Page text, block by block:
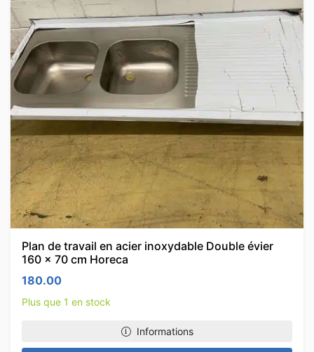
Plan de travail en acier inoxydable Double évier
160 x 70 cm Horeca
180.00
Plus que 1 en stock
Informations